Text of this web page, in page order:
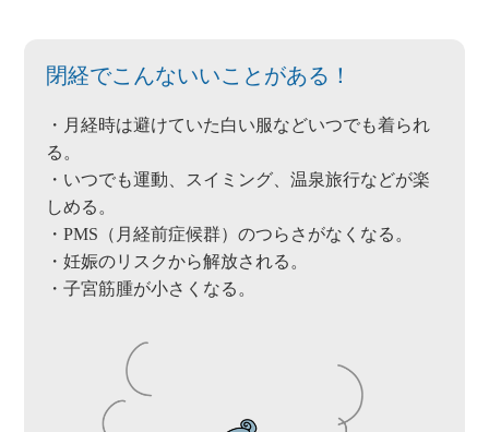
閉経でこんないいことがある！
・月経時は避けていた白い服などいつでも着られ
る。
・いつでも運動、スイミング、温泉旅行などが楽
しめる。
・PMS（月経前症候群）のつらさがなくなる。
・妊娠のリスクから解放される。
・子宮筋腫が小さくなる。